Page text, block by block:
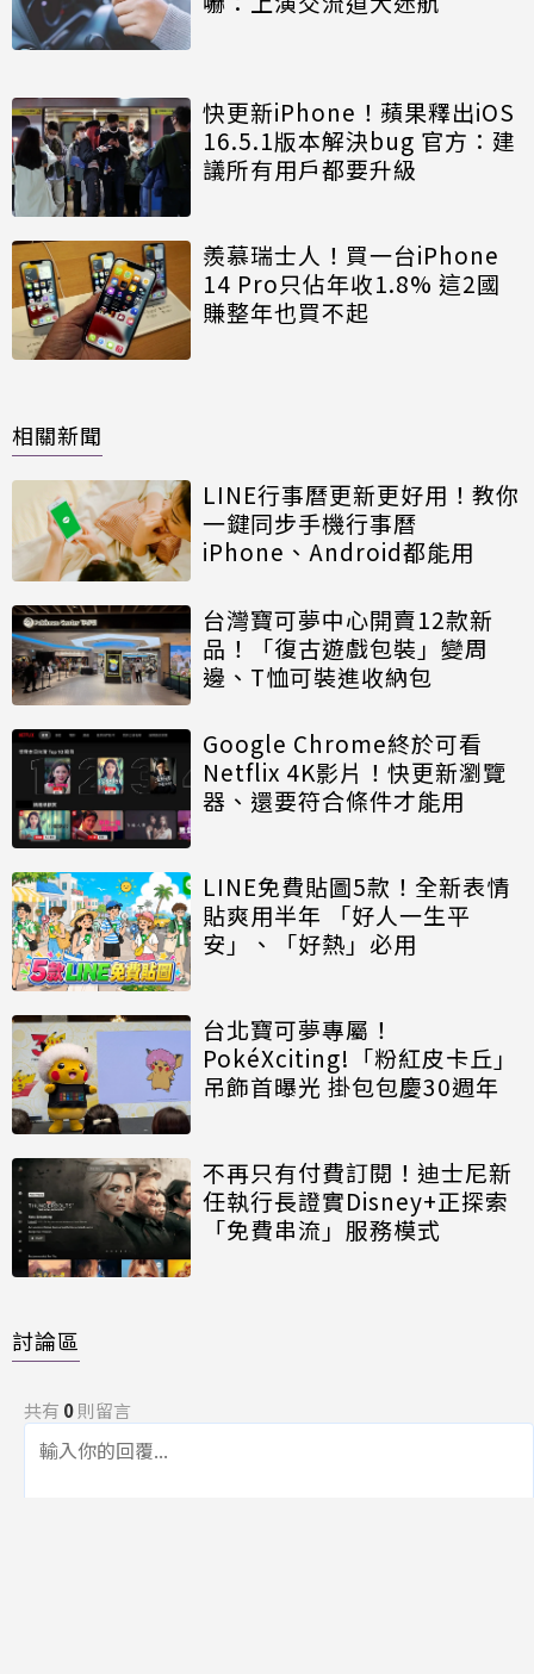
快更新iPhone！蘋果釋出iOS
16.5.1版本解決bug 官方：建
議所有用戶都要升級
羨慕瑞士人！買一台iPhone
14 Pro只佔年收1.8% 這2國
賺整年也買不起
相關新聞
LINE行事曆更新更好用！教你
一鍵同步手機行事曆
iPhone、Android都能用
台灣寶可夢中心開賣12款新
品！「復古遊戲包裝」變周
邊、T恤可裝進收納包
Google Chrome終於可看
Netflix 4K影片！快更新瀏覽
器、還要符合條件才能用
LINE免費貼圖5款！全新表情
貼爽用半年 「好人一生平
安」、「好熱」必用
台北寶可夢專屬！
PokéXciting!「粉紅皮卡丘」
吊飾首曝光 掛包包慶30週年
不再只有付費訂閱！迪士尼新
任執行長證實Disney+正探索
「免費串流」服務模式
討論區
共有 0則留言